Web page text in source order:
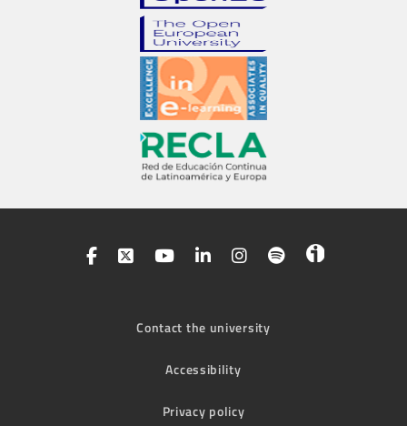
Contact the university
Accessibility
Privacy policy